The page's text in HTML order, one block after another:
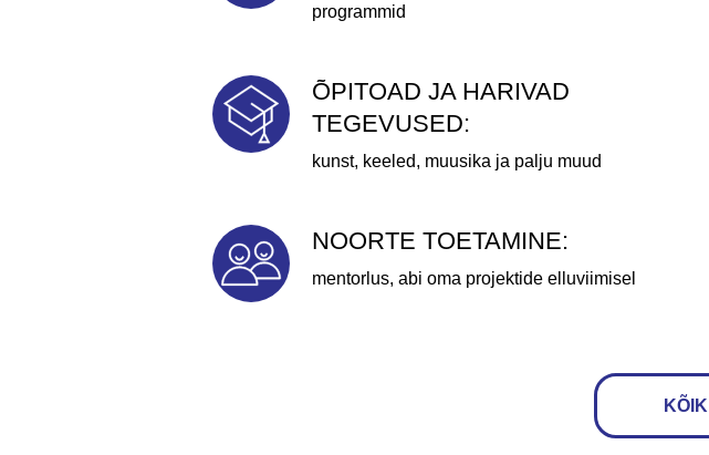
programmid
ÕPITOAD JA HARIVAD
TEGEVUSED:
kunst, keeled, muusika ja palju muud
NOORTE TOETAMINE:
mentorlus, abi oma projektide elluviimisel